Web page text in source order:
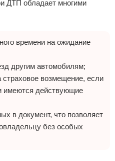
ДТП обладает многими
времени на ожидание
другим автомобилям;
возмещение, если
имеются действующие
в документ, что позволяет
без особых